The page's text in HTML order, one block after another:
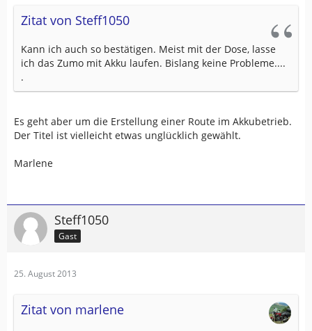
Zitat von Steff1050
Kann ich auch so bestätigen. Meist mit der Dose, lasse
ich das Zumo mit Akku laufen. Bislang keine Probleme....
.
Es geht aber um die Erstellung einer Route im Akkubetrieb.
Der Titel ist vielleicht etwas unglücklich gewählt.
Marlene
Steff1050
Gast
25. August 2013
Zitat von marlene